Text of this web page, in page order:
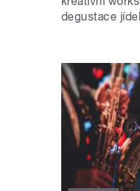
degustace